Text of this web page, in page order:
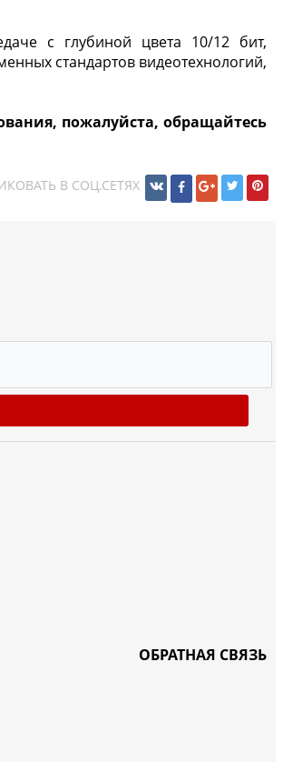
с глубиной цвета 10/12 бит,
стандартов видеотехнологий,
пожалуйста, обращайтесь
В СОЦ.СЕТЯХ
ОБРАТНАЯ СВЯЗЬ